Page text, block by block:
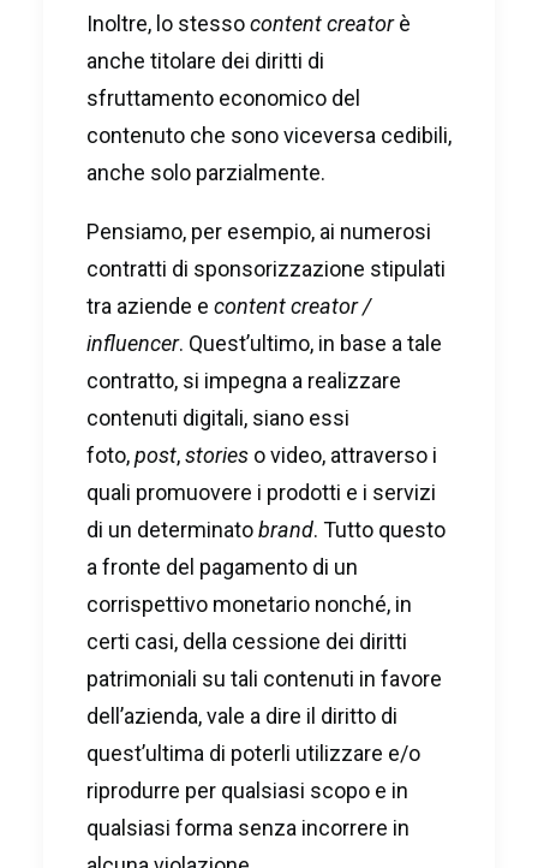
Inoltre, lo stessocontent creatorè
anche titolare dei diritti di
sfruttamento economico del
contenuto che sono viceversa cedibili,
anche solo parzialmente.
Pensiamo, per esempio, ai numerosi
contratti di sponsorizzazione stipulati
tra aziende e content creator /
influencer. Quest’ultimo, in base a tale
contratto, si impegna a realizzare
contenuti digitali, siano essi
foto,post,stories o video, attraverso i
quali promuovere i prodotti e i servizi
di un determinatobrand. Tutto questo
a fronte del pagamento di un
corrispettivo monetario nonché, in
certi casi, della cessione dei diritti
patrimoniali su tali contenuti in favore
dell’azienda, vale a dire il diritto di
quest’ultima di poterli utilizzare e/o
riprodurre per qualsiasi scopo e in
qualsiasi forma senza incorrere in